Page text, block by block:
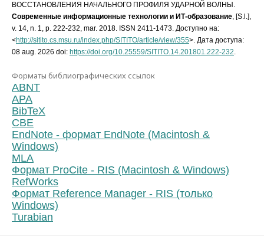
ВОССТАНОВЛЕНИЯ НАЧАЛЬНОГО ПРОФИЛЯ УДАРНОЙ ВОЛНЫ.
Современные информационные технологии и ИТ-образование, [S.l.],
v. 14, n. 1, p. 222-232, mar. 2018. ISSN 2411-1473. Доступно на:
<http://sitito.cs.msu.ru/index.php/SITITO/article/view/355>. Дата доступа:
08 aug. 2026 doi: https://doi.org/10.25559/SITITO.14.201801.222-232.
Форматы библиографических ссылок
ABNT
APA
BibTeX
CBE
EndNote - формат EndNote (Macintosh &
Windows)
MLA
Формат ProCite - RIS (Macintosh & Windows)
RefWorks
Формат Reference Manager - RIS (только
Windows)
Turabian